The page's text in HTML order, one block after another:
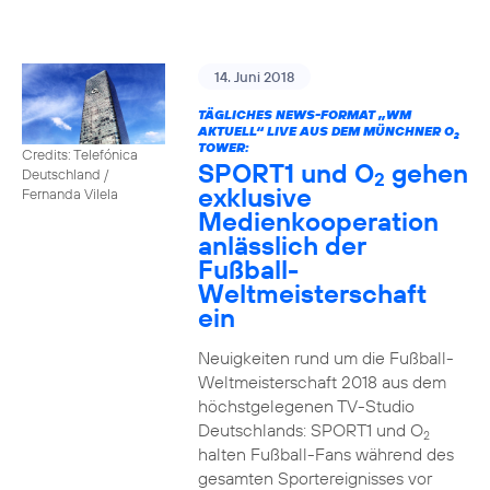
Credits: Telefónica
Deutschland /
Fernanda Vilela
14. Juni 2018
TÄGLICHES NEWS-FORMAT „WM
AKTUELL“ LIVE AUS DEM MÜNCHNER O2
TOWER:
SPORT1 und O2 gehen
exklusive
Medienkooperation
anlässlich der
Fußball-
Weltmeisterschaft
ein
Neuigkeiten rund um die Fußball-
Weltmeisterschaft 2018 aus dem
höchstgelegenen TV-Studio
Deutschlands: SPORT1 und O2
halten Fußball-Fans während des
gesamten Sportereignisses vor